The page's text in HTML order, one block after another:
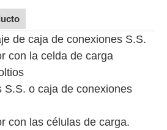
de caja de conexiones S.S.
con la celda de carga
S.S. o caja de conexiones
con las células de carga.